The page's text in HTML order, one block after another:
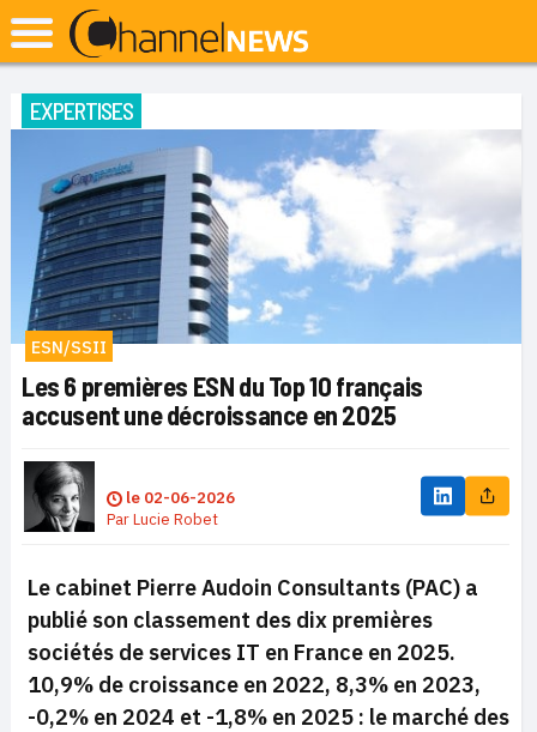
EXPERTISES
ESN/SSII
Les 6 premières ESN du Top 10 français
accusent une décroissance en 2025
le 02-06-2026
ParLucie Robet
Le cabinet Pierre Audoin Consultants (PAC) a
publié son classement des dix premières
sociétés de services IT en France en 2025.
10,9% de croissance en 2022, 8,3% en 2023,
-0,2% en 2024 et -1,8% en 2025 : le marché des